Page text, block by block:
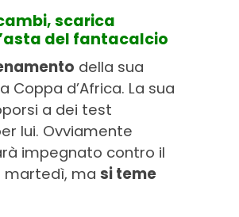
scarica
del fantacalcio
della sua
d’Africa. La sua
a dei test
lui. Ovviamente
impegnato contro il
martedì, ma si teme